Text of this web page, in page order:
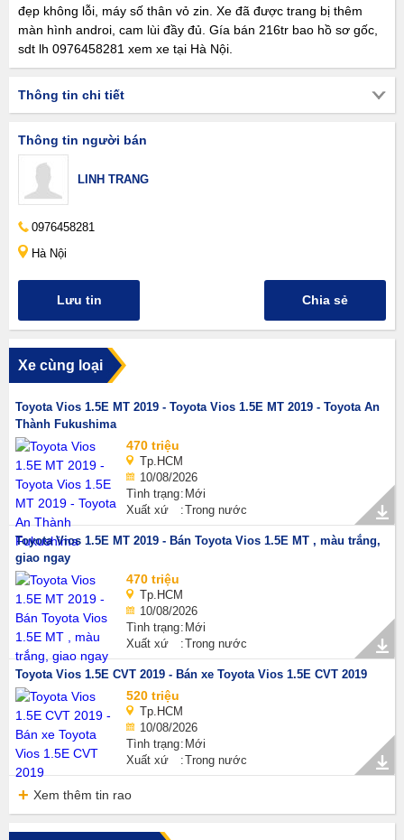
đẹp không lỗi, máy số thân vỏ zin. Xe đã được trang bị thêm
màn hình androi, cam lùi đầy đủ. Gía bán 216tr bao hồ sơ gốc,
sdt lh 0976458281 xem xe tại Hà Nội.
Thông tin chi tiết
Thông tin người bán
LINH TRANG
0976458281
Hà Nội
Lưu tin Chia sẻ
Xe cùng loại
Toyota Vios 1.5E MT 2019 - Toyota Vios 1.5E MT 2019 - Toyota An
Thành Fukushima
470 triệu
Tp.HCM
10/08/2026
Tình trạng Mới
Xuất xứ
Trong nước
Toyota Vios 1.5E MT 2019 - Bán Toyota Vios 1.5E MT , màu trắng,
giao ngay
470 triệu
Tp.HCM
10/08/2026
Tình trạng Mới
Xuất xứ
Trong nước
Toyota Vios 1.5E CVT 2019 - Bán xe Toyota Vios 1.5E CVT 2019
520 triệu
Tp.HCM
10/08/2026
Tình trạng Mới
Xuất xứ
Trong nước
Xem thêm tin rao